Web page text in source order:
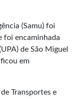
(Samu) foi
foi encaminhada
de São Miguel
em
Transportes e